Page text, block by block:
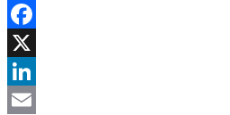
Facebook
X
LinkedIn